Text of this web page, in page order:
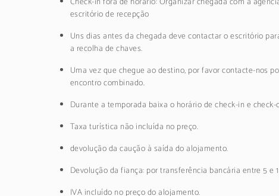
escritório de recepção
Uns dias antes da chegada deve contactar o escritório
a recolha de chaves.
Uma vez que chegue ao destino, por favor contacte-nos
encontro combinado.
Durante a temporada baixa o horário de check-in e
Taxa turística não incluída no preço.
devolução da caução à saída do alojamento.
Devolução da fiança: por transferência bancária entre 5
IVA incluído no preço do alojamento.